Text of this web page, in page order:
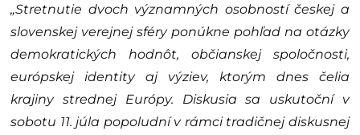
„Stretnutie dvoch významných osobností českej a
slovenskej verejnej sféry ponúkne pohľad na otázky
demokratických hodnôt, občianskej spoločnosti,
európskej identity aj výziev, ktorým dnes čelia
krajiny strednej Európy. Diskusia sa uskutoční v
sobotu 11. júla popoludní v rámci tradičnej diskusnej